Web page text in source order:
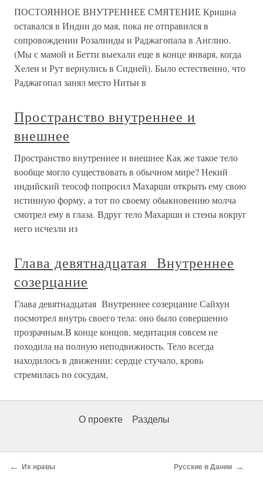
ПОСТОЯННОЕ ВНУТРЕННЕЕ СМЯТЕНИЕ Кришна
оставался в Индии до мая, пока не отправился в
сопровождении Розалинды и Раджагопала в Англию.
(Мы с мамой и Бетти выехали еще в конце января, когда
Хелен и Рут вернулись в Сидней). Было естественно, что
Раджагопал занял место Нитьи в
Пространство внутреннее и
внешнее
Пространство внутреннее и внешнее Как же такое тело
вообще могло существовать в обычном мире? Некий
индийский теософ попросил Махарши открыть ему свою
истинную форму, а тот по своему обыкновению молча
смотрел ему в глаза. Вдруг тело Махарши и стены вокруг
него исчезли из
Глава девятнадцатая Внутреннее
созерцание
Глава девятнадцатая Внутреннее созерцание Сайхун
посмотрел внутрь своего тела: оно было совершенно
прозрачным.В конце концов, медитация совсем не
походила на полную неподвижность. Тело всегда
находилось в движении: сердце стучало, кровь
стремилась по сосудам,
О проекте Разделы
← Их нравы Русские в Дании →